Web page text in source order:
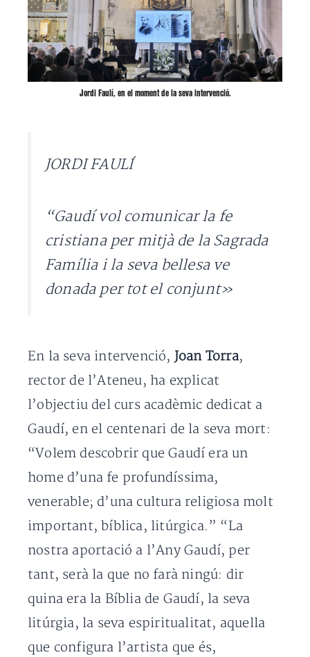
Jordi Faulí, en el moment de la seva intervenció.
JORDI FAULÍ
“Gaudí vol comunicar la fe
cristiana per mitjà de la Sagrada
Família i la seva bellesa ve
donada per tot el conjunt»
En la seva intervenció, Joan Torra,
rector de l’Ateneu, ha explicat
l’objectiu del curs acadèmic dedicat a
Gaudí, en el centenari de la seva mort:
“Volem descobrir que Gaudí era un
home d’una fe profundíssima,
venerable; d’una cultura religiosa molt
important, bíblica, litúrgica.” “La
nostra aportació a l’Any Gaudí, per
tant, serà la que no farà ningú: dir
quina era la Bíblia de Gaudí, la seva
litúrgia, la seva espiritualitat, aquella
que configura l’artista que és,